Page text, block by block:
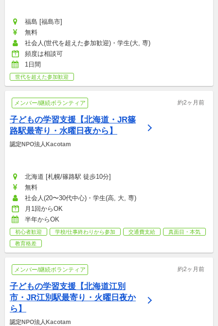
福島 [福島市]
無料
社会人(世代を超えた参加歓迎)・学生(大, 専)
頻度は相談可
1日間
世代を超えた参加歓迎
メンバー/継続ボランティア 約2ヶ月前
子どもの学習支援【北海道・JR篠
路駅最寄り・水曜日夜から】
認定NPO法人Kacotam
北海道 [札幌/篠路駅 徒歩10分]
無料
社会人(20〜30代中心)・学生(高, 大, 専)
月1回からOK
半年からOK
初心者歓迎 学校/仕事終わりから参加 交通費支給
真面目・本気
教育格差
メンバー/継続ボランティア 約2ヶ月前
子どもの学習支援【北海道江別
市・JR江別駅最寄り・火曜日夜か
ら】
認定NPO法人Kacotam